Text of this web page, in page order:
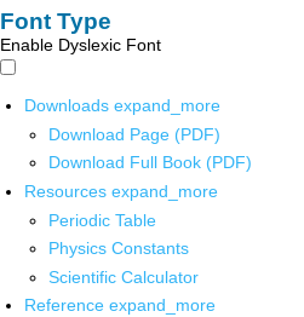
Font Type
Enable Dyslexic Font
Downloads expand_more
Download Page (PDF)
Download Full Book (PDF)
Resources expand_more
Periodic Table
Physics Constants
Scientific Calculator
Reference expand_more